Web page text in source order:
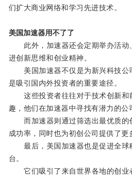
们扩大商业网络和学习先进技术。
美国加速器用不了了
此外，加速器还会定期举办活动
进创新思维和创业精神。
美国加速器不仅是为新兴科技公
是吸引国内外投资者的重要途径。
这些投资者往往对于技术创新和
趣，他们在加速器中寻找有潜力的公
而加速器则通过筛选出最优质的
成功率，同时也为初创公司提供了更
最后，美国加速器也是促进全球
台。
它们吸引了来自世界各地的创业